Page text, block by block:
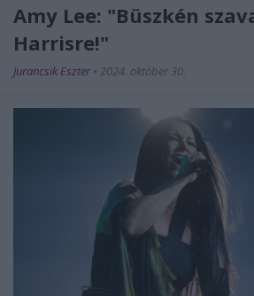
Amy Lee: "Büszkén
Harrisre!"
Jurancsik Eszter • 2024. október 30.